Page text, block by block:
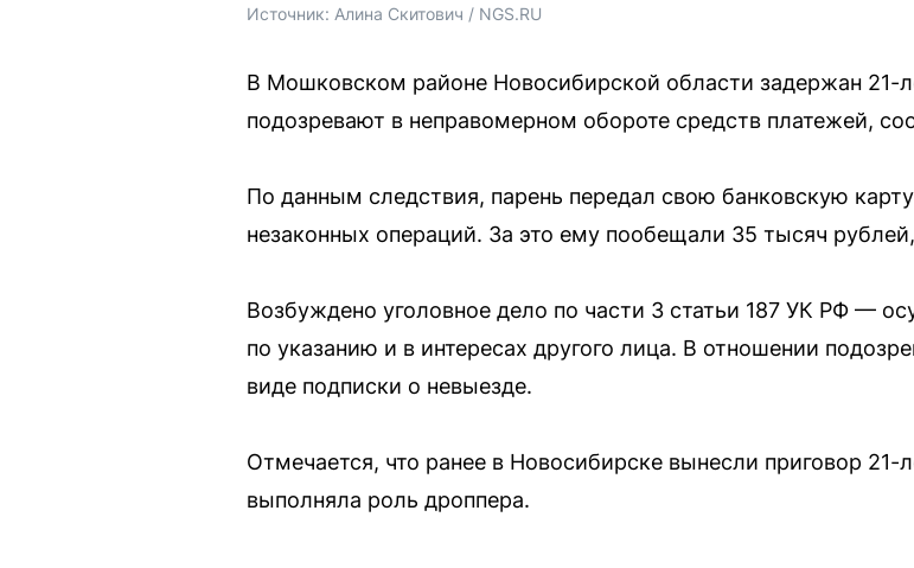
Источник: Алина Скитович / NGS.RU
В Мошковском районе Новосибирской области задержан 21-
подозревают в неправомерном обороте средств платежей,
По данным следствия, парень передал свою банковскую
незаконных операций. За это ему пообещали 35 тысяч
Возбуждено уголовное дело по части 3 статьи 187 УК РФ —
по указанию и в интересах другого лица. В отношении
виде подписки о невыезде.
Отмечается, что ранее в Новосибирске вынесли приговор 21-
выполняла роль дроппера.